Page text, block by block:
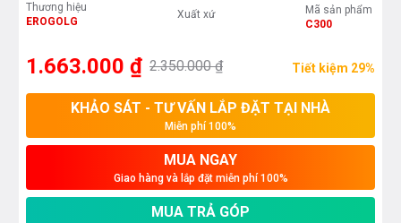
Thương hiệu
EROGOLG
Xuất xứ
Mã sản phẩm
C300
1.663.000 ₫ 2.350.000 ₫ Tiết kiệm 29%
KHẢO SÁT - TƯ VẤN LẮP ĐẶT TẠI NHÀ
Miễn phí 100%
MUA NGAY
Giao hàng và lắp đặt miễn phí 100%
MUA TRẢ GÓP